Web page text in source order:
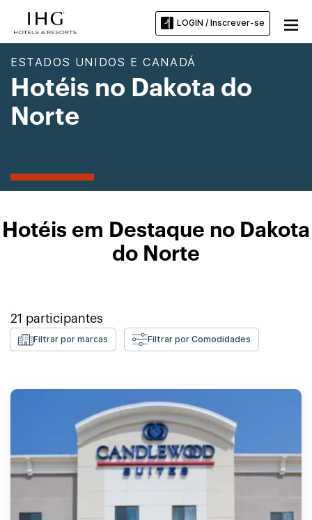
LOGIN / Inscrever-se
ESTADOS UNIDOS E CANADÁ
Hotéis no Dakota do
Norte
Hotéis em Destaque no Dakota
do Norte
21 participantes
Filtrar por marcas Filtrar por Comodidades